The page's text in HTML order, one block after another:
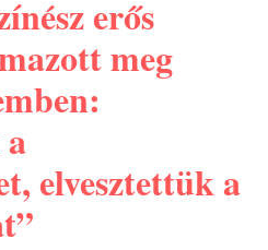
erős
meg
elvesztettük a